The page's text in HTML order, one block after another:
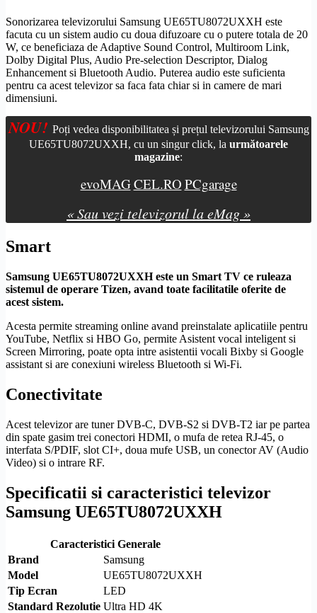
Sonorizarea televizorului Samsung UE65TU8072UXXH este
facuta cu un sistem audio cu doua difuzoare cu o putere totala de 20
W, ce beneficiaza de Adaptive Sound Control, Multiroom Link,
Dolby Digital Plus, Audio Pre-selection Descriptor, Dialog
Enhancement si Bluetooth Audio. Puterea audio este suficienta
pentru ca acest televizor sa faca fata chiar si in camere de mari
dimensiuni.
NOU! Poți vedea disponibilitatea și prețul televizorului Samsung
UE65TU8072UXXH, cu un singur click, la următoarele
magazine:
evoMAGCEL.RO PCgarage
« Sau vezi televizorul la eMag »
Smart
Samsung UE65TU8072UXXH este un Smart TV ce ruleaza
sistemul de operare Tizen, avand toate facilitatile oferite de
acest sistem.
Acesta permite streaming online avand preinstalate aplicatiile pentru
YouTube, Netflix si HBO Go, permite Asistent vocal inteligent si
Screen Mirroring, poate opta intre asistentii vocali Bixby si Google
assistant si are conexiuni wireless Bluetooth si Wi-Fi.
Conectivitate
Acest televizor are tunerDVB-C, DVB-S2 si DVB-T2 iar pe partea
din spate gasim trei conectori HDMI, o mufa de retea RJ-45, o
interfata S/PDIF, slot CI+, doua mufe USB, un conector AV (Audio
Video) si o intrare RF.
Specificatii si caracteristici televizor
Samsung UE65TU8072UXXH
Caracteristici Generale
Brand
Samsung
Model
UE65TU8072UXXH
Tip Ecran
LED
Standard Rezolutie Ultra HD 4K